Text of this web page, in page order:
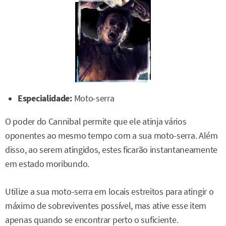
Especialidade: Moto-serra
O poder do Cannibal permite que ele atinja vários
oponentes ao mesmo tempo com a sua moto-serra. Além
disso, ao serem atingidos, estes ficarão instantaneamente
em estado moribundo.
Utilize a sua moto-serra em locais estreitos para atingir o
máximo de sobreviventes possível, mas ative esse item
apenas quando se encontrar perto o suficiente.